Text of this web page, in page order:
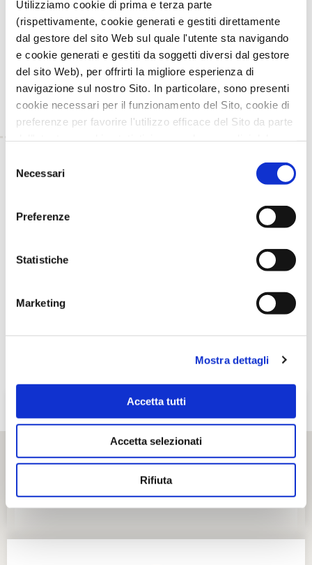
Utilizziamo cookie di prima e terza parte
(rispettivamente, cookie generati e gestiti direttamente
dal gestore del sito Web sul quale l'utente sta navigando
e cookie generati e gestiti da soggetti diversi dal gestore
del sito Web), per offrirti la migliore esperienza di
navigazione sul nostro Sito. In particolare, sono presenti
cookie necessari per il funzionamento del Sito, cookie di
preferenze per favorire l'utilizzo efficace del Sito da parte
categorie di cookie accettare.
Per maggiori informazioni, consulta le nostre pagine
delNecessari
Preferenze
Statistiche
Marketing
Mostra dettagli
Accetta tutti
Accetta selezionati
Rifiuta
Sul canale YouTube di Agersono disponibili gli
interventi dei ricercatori intervenuti ai precedenti
webinar organizzati da FARM-INN e dai progetti
INNOVAMILK e CANESTRUM CASEI.